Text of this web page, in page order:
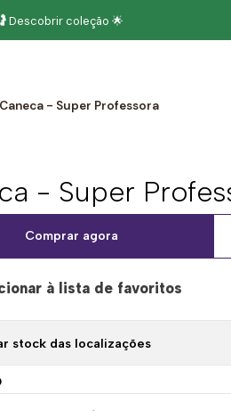
🤰Descobrir coleção 🌟
Caneca - Super Professora
- Super
Comprar agora
à lista de favoritos
stock das localizações